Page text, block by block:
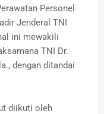
Personel
Jenderal TNI
ini mewakili
TNI Dr.
dengan ditandai
diikuti oleh